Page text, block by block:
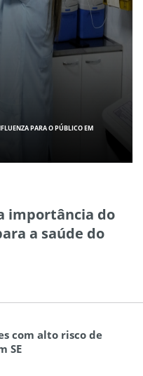
PARA O PÚBLICO EM
importância do
a saúde do
com alto risco de
SE